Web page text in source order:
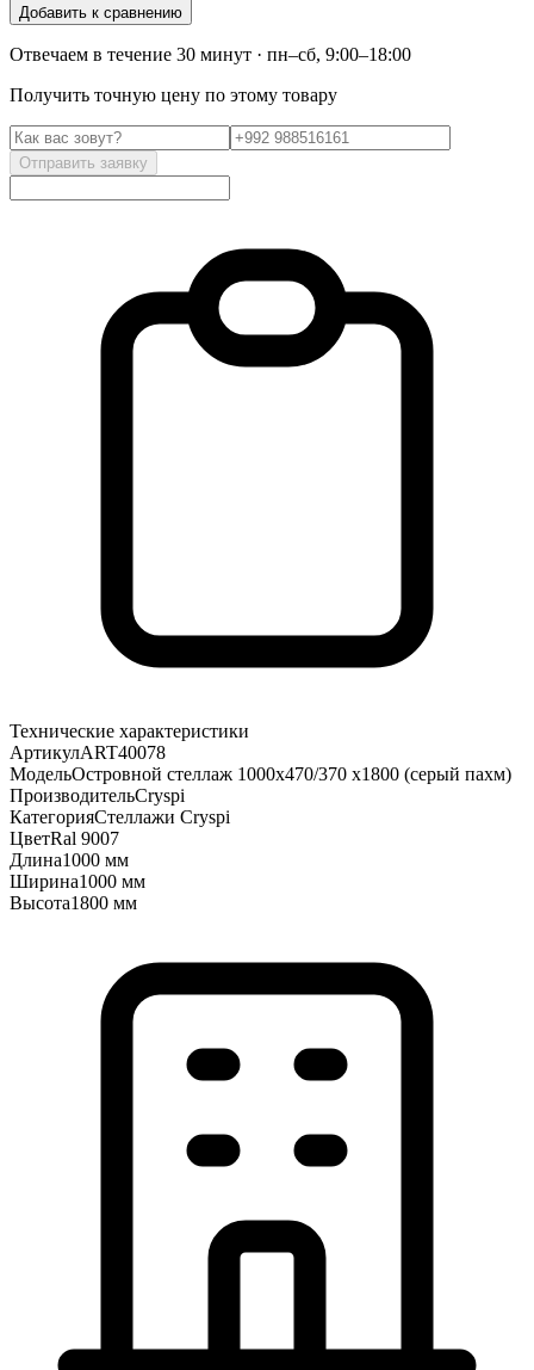
Добавить к сравнению
Отвечаем в течение 30 минут · пн–сб, 9:00–18:00
Получить точную цену по этому товару
Отправить заявку
Технические характеристики
АртикулART40078
МодельОстровной стеллаж 1000х470/370 х1800 (серый пахм)
ПроизводительCryspi
КатегорияСтеллажи Cryspi
ЦветRal 9007
Длина1000 мм
Ширина1000 мм
Высота1800 мм